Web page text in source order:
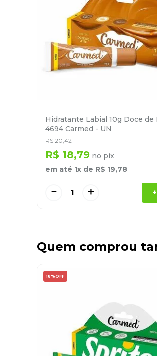
Hidratante Labial 10g Doce de
4694 Carmed - UN
R$ 20,42
R$ 18,79 no pix
em até 1x de R$ 19,78
＋
－ +
Quem comprou
18% OFF